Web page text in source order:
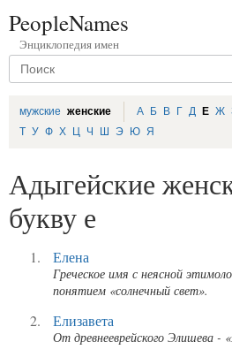
PeopleNames
Энциклопедия имен
мужские женские А Б В Г Д Е Ж
Т У Ф Х Ц Ч Ш Э Ю Я
Адыгейские
букву е
Елена
Греческое имя с неясной
понятием «солнечный свет».
Елизавета
От древнееврейского Элишева -